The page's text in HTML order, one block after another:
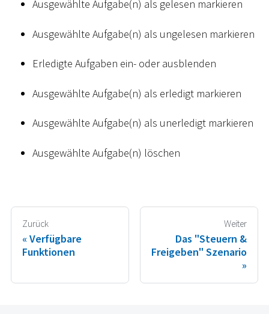
Ausgewählte Aufgabe(n) als gelesen markieren
Ausgewählte Aufgabe(n) als ungelesen markieren
Erledigte Aufgaben ein- oder ausblenden
Ausgewählte Aufgabe(n) als erledigt markieren
Ausgewählte Aufgabe(n) als unerledigt markieren
Ausgewählte Aufgabe(n) löschen
Zurück
Verfügbare
Funktionen
Weiter
Das "Steuern &
Freigeben" Szenario